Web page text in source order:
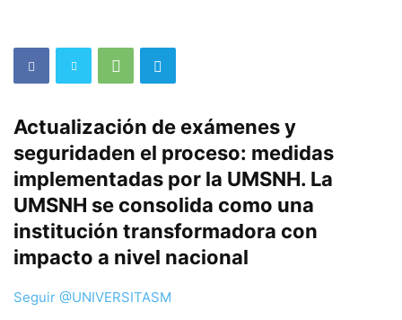
Actualización de exámenes y
seguridaden el proceso: medidas
implementadas por la UMSNH. La
UMSNH se consolida como una
institución transformadora con
impacto a nivel nacional
Seguir @UNIVERSITASM